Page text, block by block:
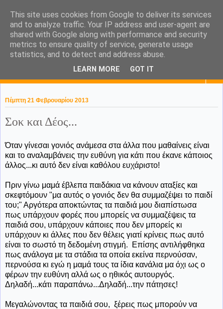
KaPa. Me without you...tea
without a biscuit!
Πέμπτη 21 Φεβρουαρίου 2013
Σοκ και Δέος...
Όταν γίνεσαι γονιός ανάμεσα στα άλλα που μαθαίνεις είναι
και το αναλαμβάνεις την ευθύνη για κάτι που έκανε κάποιος
άλλος...κι αυτό δεν είναι καθόλου ευχάριστο!
Πριν γίνω μαμά έβλεπα παιδάκια να κάνουν αταξίες και
σκεφτόμουν "μα αυτός ο γονιός δεν θα συμμαζέψει το παιδί
του;" Αργότερα αποκτώντας τα παιδιά μου διαπίστωσα
πως υπάρχουν φορές που μπορείς να συμμαζέψεις τα
παιδιά σου, υπάρχουν κάποιες που δεν μπορείς κι
υπάρχουν κι άλλες που δεν θέλεις γιατί κρίνεις πως αυτό
είναι το σωστό τη δεδομένη στιγμή. Επίσης αντιλήφθηκα
πως ανάλογα με τα στάδια τα οποία εκείνα περνούσαν,
περνούσα κι εγώ η μαμά τους τα ίδια κανάλια μα όχι ως ο
φέρων την ευθύνη αλλά ως ο ηθικός αυτουργός.
Δηλαδή...κάτι παραπάνω...Δηλαδή...την πάτησες!
Μεγαλώνοντας τα παιδιά σου, ξέρεις πως μπορούν να
This site uses cookies from Google to deliver its services
and to analyze traffic. Your IP address and user-agent are
shared with Google along with performance and security
metrics to ensure quality of service, generate usage
statistics, and to detect and address abuse.
LEARN MORE GOT IT